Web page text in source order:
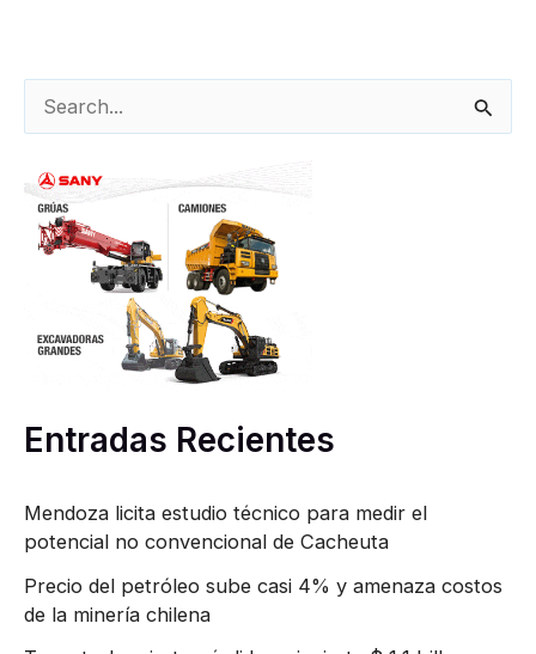
u
Entradas Recientes
Mendoza licita estudio técnico para medir el
potencial no convencional de Cacheuta
Precio del petróleo sube casi 4% y amenaza costos
de la minería chilena